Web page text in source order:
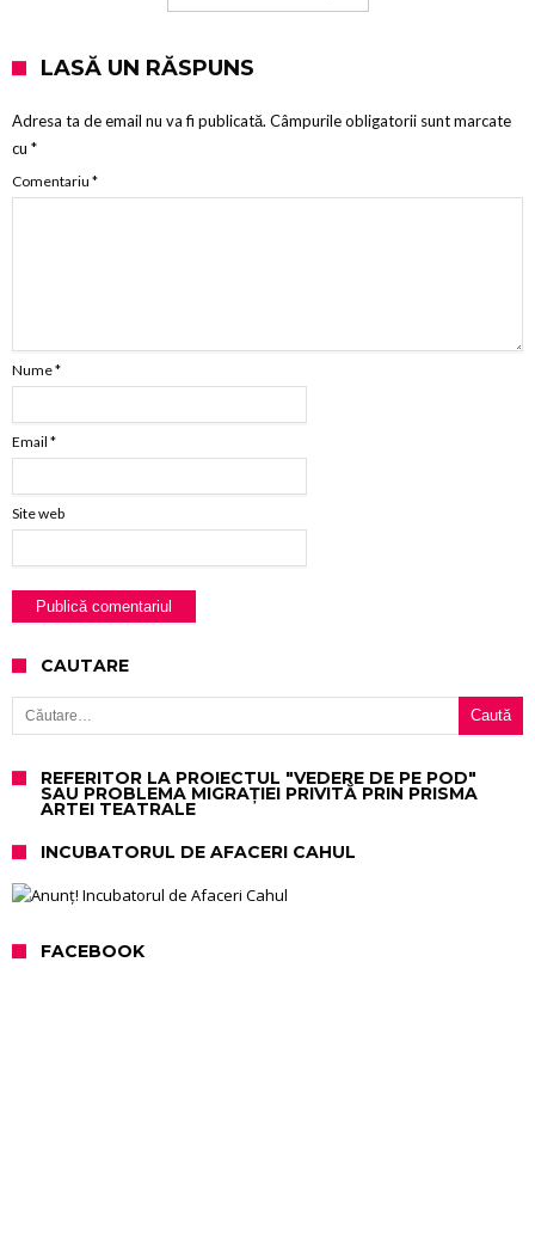
LASĂ UN RĂSPUNS
Adresa ta de email nu va fi publicată. Câmpurile obligatorii sunt marcate
cu *
Comentariu *
Nume*
Email *
Site web
CAUTARE
Caută după:
REFERITOR LA PROIECTUL "VEDERE DE PE POD"
SAU PROBLEMA MIGRAȚIEI PRIVITĂ PRIN PRISMA
ARTEI TEATRALE
INCUBATORUL DE AFACERI CAHUL
FACEBOOK